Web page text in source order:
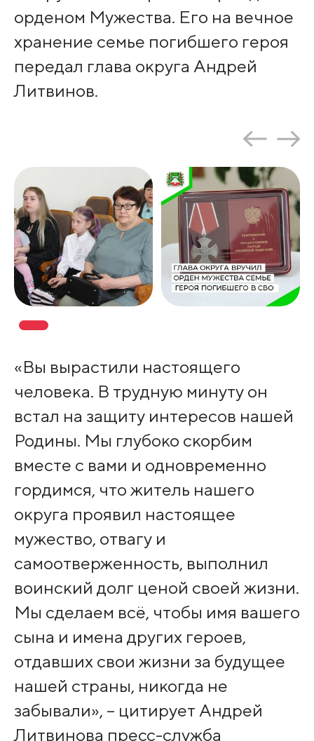
орденом Мужества. Его на вечное
хранение семье погибшего героя
передал глава округа Андрей
Литвинов.
«Вы вырастили настоящего
человека. В трудную минуту он
встал на защиту интересов нашей
Родины. Мы глубоко скорбим
вместе с вами и одновременно
гордимся, что житель нашего
округа проявил настоящее
мужество, отвагу и
самоотверженность, выполнил
воинский долг ценой своей жизни.
Мы сделаем всё, чтобы имя вашего
сына и имена других героев,
отдавших свои жизни за будущее
нашей страны, никогда не
забывали», – цитирует Андрей
Литвинова пресс-служба